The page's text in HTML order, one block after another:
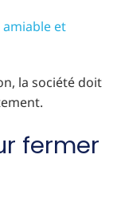
et
la société doit
fermer